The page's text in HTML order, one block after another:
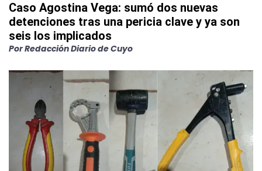
Caso Agostina Vega: sumó dos nuevas
detenciones tras una pericia clave y ya son
seis los implicados
PorRedacción Diario de Cuyo